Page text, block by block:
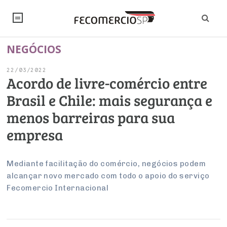
NOTÍCIAS
Artigos
Institucional
Debates Fecomercio-SP
PROJETOS ESPECIAIS:
UM BRASIL
Economia
Pesquisas
Brasil
Internacional
Modernização do Estado
Inteligência Artificial
Empresas
Arbitragem e Mediação
Varejo
Sustentabilidade
SINDICATOS
PESQUISAS
Sobre
CONSELHOS
Conselho de Emprego e Relações do Trabalho
NEGÓCIOS
22/03/2022
Acordo de livre-comércio entre
Brasil e Chile: mais segurança e
menos barreiras para sua
empresa
Mediante facilitação do comércio, negócios podem
alcançar novo mercado com todo o apoio do serviço
Fecomercio Internacional